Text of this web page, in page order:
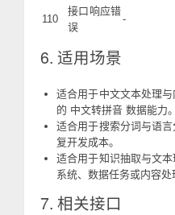
110
接口响应错
误
-
6. 适用场景
适合用于中文文本处理
的 中文转拼音 数据能力。
适合用于搜索分词与语
复开发成本。
适合用于知识抽取与文
系统、数据任务或内容处
7. 相关接口